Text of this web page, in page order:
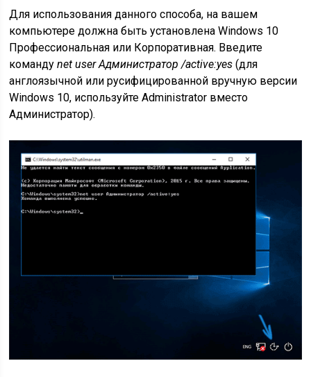
Для использования данного способа, на вашем
компьютере должна быть установлена Windows 10
Профессиональная или Корпоративная. Введите
командуnet user Администратор /active:yes (для
англоязычной или русифицированной вручную версии
Windows 10, используйте Administrator вместо
Администратор).